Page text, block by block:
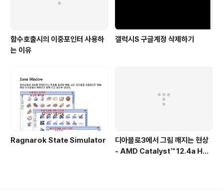
함수호출시의 이중포인터 사용하
는 이유
갤럭시S 구글계정 삭제하기
Ragnarok State Simulator
디아블로3에서 그림 깨지는 현상
- AMD Catalyst™ 12.4a Hot